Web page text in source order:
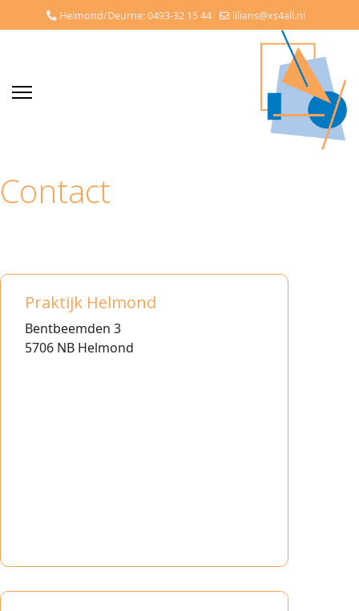
Helmond/Deurne: 0493-32 15 44 lilians@xs4all.nl
Contact
Praktijk Helmond
Bentbeemden 3
5706 NB Helmond